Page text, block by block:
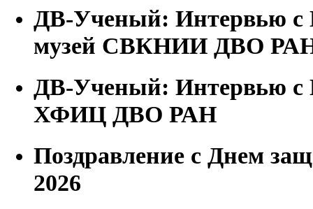
ДВ-Ученый: Интервью с
музей СВКНИИ ДВО
ДВ-Ученый: Интервью
ХФИЦ ДВО РАН
Поздравление с Днем
2026